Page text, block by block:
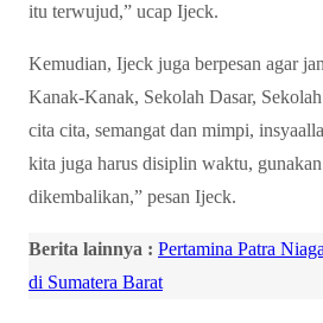
itu terwujud,” ucap Ijeck.
Kemudian, Ijeck juga berpesan agar
Kanak-Kanak, Sekolah Dasar,
cita cita, semangat dan mimpi,
kita juga harus disiplin waktu,
dikembalikan,” pesan Ijeck.
Berita lainnya : Pertamina Patra
di Sumatera Barat